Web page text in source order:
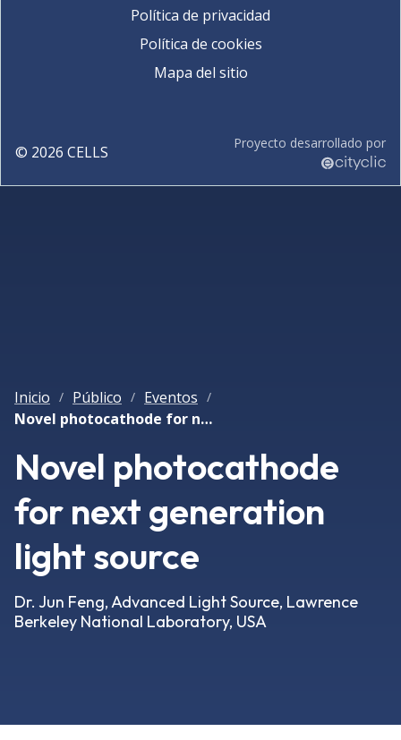
Política de privacidad
Política de cookies
Mapa del sitio
© 2026 CELLS Proyecto desarrollado por
Inicio / Público / Eventos /
Novel photocathode for next generation light source
Novel photocathode
for next generation
light source
Dr. Jun Feng, Advanced Light Source, Lawrence
Berkeley National Laboratory, USA